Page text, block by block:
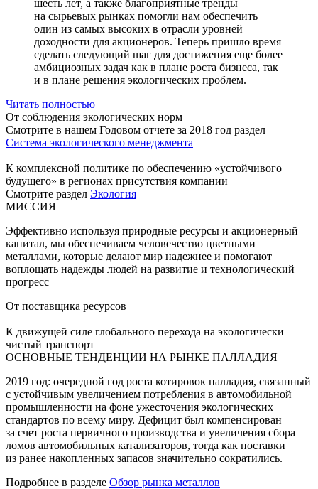
шесть лет, а также благоприятные тренды
на сырьевых рынках помогли нам обеспечить
один из самых высоких в отрасли уровней
доходности для акционеров. Теперь пришло время
сделать следующий шаг для достижения еще более
амбициозных задач как в плане роста бизнеса, так
и в плане решения экологических проблем.
Читать полностью
От соблюдения экологических норм
Смотрите в нашем Годовом отчете за 2018 год раздел
Система экологического менеджмента
К комплексной политике по обеспечению «устойчивого
будущего» в регионах присутствия компании
Смотрите раздел Экология
МИССИЯ
Эффективно используя природные ресурсы и акционерный
капитал, мы обеспечиваем человечество цветными
металлами, которые делают мир надежнее и помогают
воплощать надежды людей на развитие и технологический
прогресс
От поставщика ресурсов
К движущей силе глобального перехода на экологически
чистый транспорт
ОСНОВНЫЕ ТЕНДЕНЦИИ НА РЫНКЕ ПАЛЛАДИЯ
2019 год: очередной год роста котировок палладия, связанный
с устойчивым увеличением потребления в автомобильной
промышленности на фоне ужесточения экологических
стандартов по всему миру. Дефицит был компенсирован
за счет роста первичного производства и увеличения сбора
ломов автомобильных катализаторов, тогда как поставки
из ранее накопленных запасов значительно сократились.
Подробнее в разделе Обзор рынка металлов